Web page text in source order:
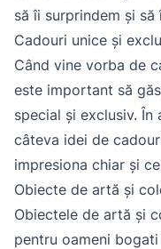
să îi surprindem și
Cadouri unice și
Când vine vorba de
este important să
special și exclusiv.
câteva idei de
impresiona chiar și
Obiecte de artă și
Obiectele de artă și
pentru oameni